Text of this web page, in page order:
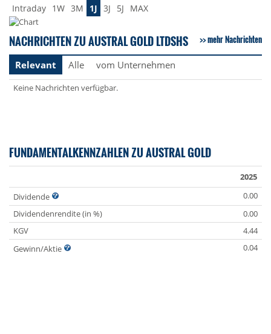
Intraday 1W 3M 1J 3J 5J MAX
NACHRICHTEN ZU AUSTRAL GOLD LTDSHS mehr Nachrichten
Relevant Alle vom Unternehmen
Keine Nachrichten verfügbar.
FUNDAMENTALKENNZAHLEN ZU AUSTRAL GOLD
2025
Dividende
0.00
Dividendenrendite (in %)
0.00
KGV
4.44
Gewinn/Aktie
0.04